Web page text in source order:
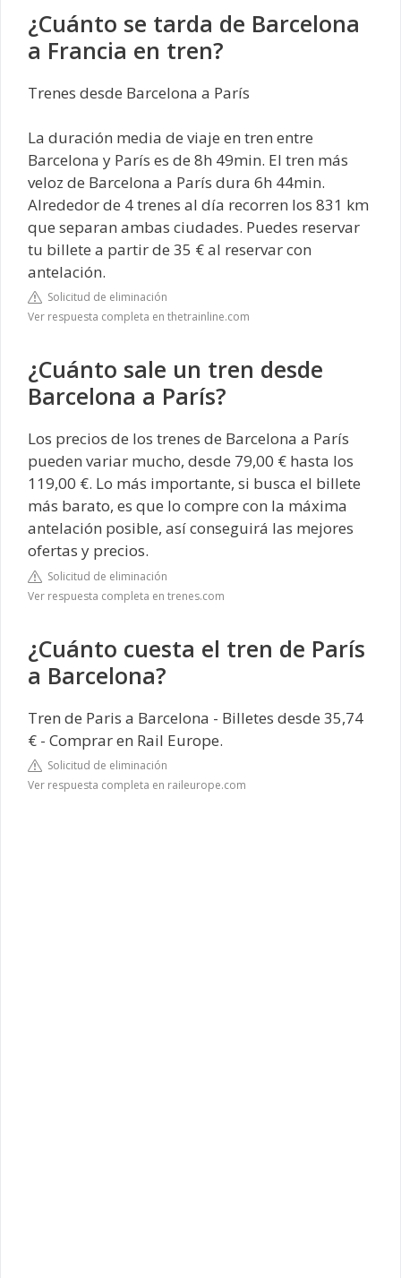
¿Cuánto se tarda de Barcelona
a Francia en tren?
Trenes desde Barcelona a París
La duración media de viaje en tren entre
Barcelona y París es de 8h 49min. El tren más
veloz de Barcelona a París dura 6h 44min.
Alrededor de 4 trenes al día recorren los 831 km
que separan ambas ciudades. Puedes reservar
tu billete a partir de 35 € al reservar con
antelación.
Solicitud de eliminación
Ver respuesta completa en thetrainline.com
¿Cuánto sale un tren desde
Barcelona a París?
Los precios de los trenes de Barcelona a París
pueden variar mucho, desde 79,00 € hasta los
119,00 €. Lo más importante, si busca el billete
más barato, es que lo compre con la máxima
antelación posible, así conseguirá las mejores
ofertas y precios.
Solicitud de eliminación
Ver respuesta completa en trenes.com
¿Cuánto cuesta el tren de París
a Barcelona?
Tren de Paris a Barcelona - Billetes desde 35,74
€ - Comprar en Rail Europe.
Solicitud de eliminación
Ver respuesta completa en raileurope.com